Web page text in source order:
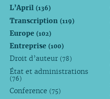
L’April (136)
Transcription (119)
Europe (102)
Entreprise (100)
Droit d’auteur (78)
État et administrations
(76)
Conference (75)